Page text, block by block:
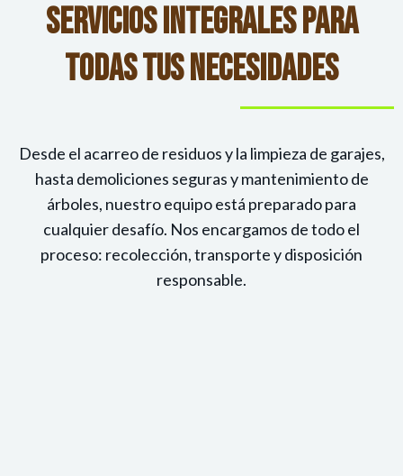
Servicios Integrales Para
Todas Tus Necesidades
Desde el acarreo de residuos y la limpieza de garajes,
hasta demoliciones seguras y mantenimiento de
árboles, nuestro equipo está preparado para
cualquier desafío. Nos encargamos de todo el
proceso: recolección, transporte y disposición
responsable.